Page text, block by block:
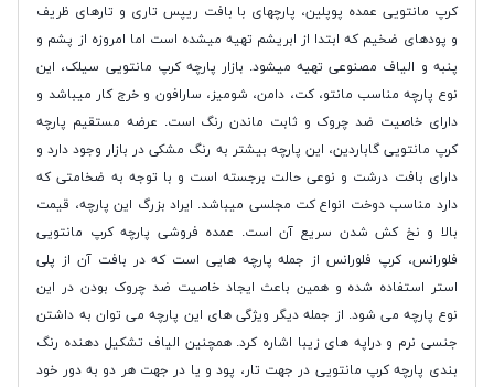
کرپ مانتویی عمده پوپلین، پارچهای با بافت ریپس تاری و تارهای ظریف
و پودهای ضخیم که ابتدا از ابریشم تهیه میشده است اما امروزه از پشم و
پنبه و الیاف مصنوعی تهیه میشود. بازار پارچه کرپ مانتویی سیلک، این
نوع پارچه مناسب مانتو، کت، دامن، شومیز، سارافون و خرج کار میباشد و
دارای خاصیت ضد چروک و ثابت ماندن رنگ است. عرضه مستقیم پارچه
کرپ مانتویی گاباردین، این پارچه بیشتر به رنگ مشکی در بازار وجود دارد و
دارای بافت درشت و نوعی حالت برجسته است و با توجه به ضخامتی که
دارد مناسب دوخت انواع کت مجلسی میباشد. ایراد بزرگ این پارچه، قیمت
بالا و نخ کش شدن سریع آن است. عمده فروشی پارچه کرپ مانتویی
فلورانس، کرپ فلورانس از جمله پارچه هایی است که در بافت آن از پلی
استر استفاده شده و همین باعث ایجاد خاصیت ضد چروک بودن در این
نوع پارچه می شود. از جمله دیگر ویژگی های این پارچه می توان به داشتن
جنسی نرم و دراپه های زیبا اشاره کرد. همچنین الیاف تشکیل دهنده رنگ
بندی پارچه کرپ مانتویی در جهت تار، پود و یا در جهت هر دو به دور خود